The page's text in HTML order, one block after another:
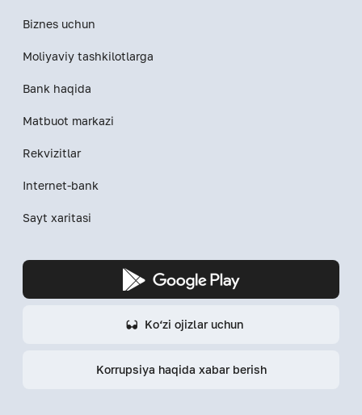
Biznes uchun
Moliyaviy tashkilotlarga
Bank haqida
Matbuot markazi
Rekvizitlar
Internet-bank
Sayt xaritasi
Ko‘zi ojizlar uchun
Korrupsiya haqida xabar berish